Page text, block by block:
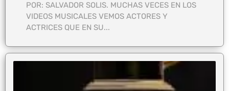
POR: SALVADOR SOLIS. MUCHAS VECES EN LOS
VIDEOS MUSICALES VEMOS ACTORES Y
ACTRICES QUE EN SU...